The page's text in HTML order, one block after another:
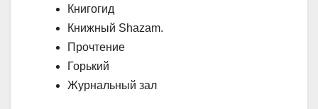
Книгогид
Книжный Shazam.
Прочтение
Горький
Журнальный зал